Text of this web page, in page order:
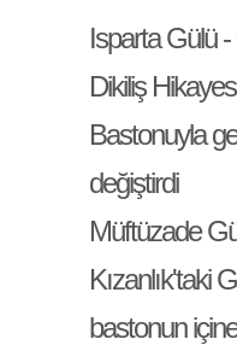
Isparta Gülü
Dikiliş
Bastonuyla
değiştirdi
Müftüzade
Kızanlık'taki
bastonun